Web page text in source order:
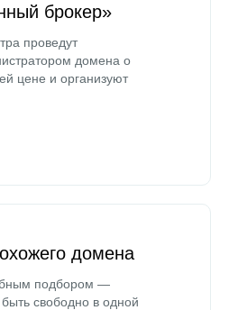
брокер»
проведут
домена о
цене и организуют
домена
подбором —
свободно в одной